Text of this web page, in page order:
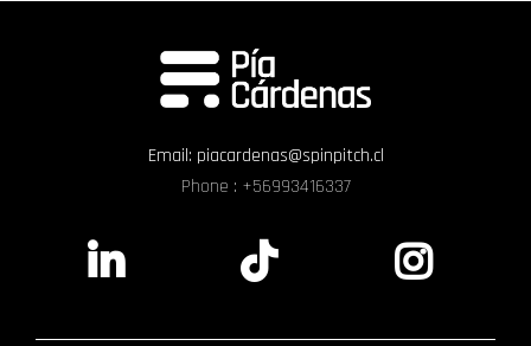
Email: piacardenas@spinpitch.cl
Phone : +56993416337